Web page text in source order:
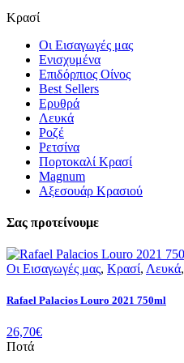
Κρασί
Οι Εισαγωγές μας
Ενισχυμένα
Επιδόρπιος Οίνος
Best Sellers
Ερυθρά
Λευκά
Ροζέ
Ρετσίνα
Πορτοκαλί Κρασί
Magnum
Αξεσουάρ Κρασιού
Σας προτείνουμε
Οι Εισαγωγές μας, Κρασί, Λευκά,
Rafael Palacios Louro 2021 750ml
26,70€
Ποτά